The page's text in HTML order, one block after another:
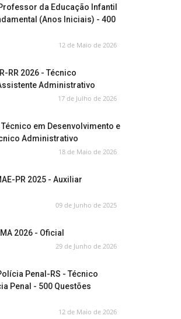
da Educação Infantil
(Anos Iniciais) - 400
12 de Maio de 2026
RR 2026 - Técnico
Administrativo
17 de Julho de 2026
em Desenvolvimento e
Administrativo
18 de Maio de 2026
PR 2025 - Auxiliar
09 de Junho de 2025
2026 - Oficial
29 de Junho de 2026
Penal-RS - Técnico
Penal - 500 Questões
12 de Maio de 2026